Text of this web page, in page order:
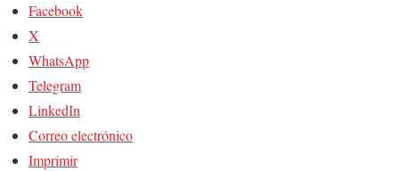
Facebook
X
WhatsApp
Telegram
LinkedIn
Correo electrónico
Imprimir